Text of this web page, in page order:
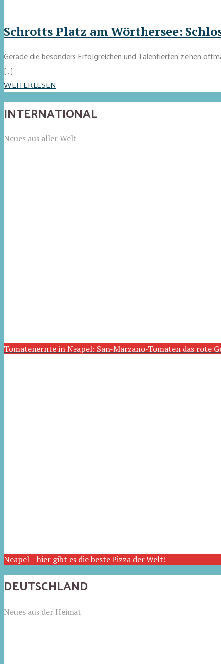
Schrotts Platz am Wörthersee:
Gerade die besonders Erfolgreichen und Talentierten ziehen
[…]
WEITERLESEN
INTERNATIONAL
Neues aus aller Welt
Tomatenernte in Neapel: San-Marzano-Tomaten das rote
Neapel – hier gibt es die beste Pizza der Welt!
DEUTSCHLAND
Neues aus der Heimat